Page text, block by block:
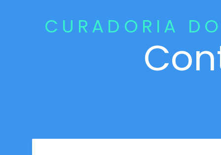
CURADORIA